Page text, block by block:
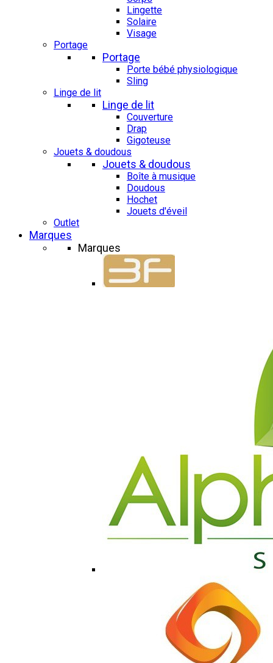
Lingette
Solaire
Visage
Portage
Portage
Porte bébé physiologique
Sling
Linge de lit
Linge de lit
Couverture
Drap
Gigoteuse
Jouets & doudous
Jouets & doudous
Boîte à musique
Doudous
Hochet
Jouets d'éveil
Outlet
Marques
Marques